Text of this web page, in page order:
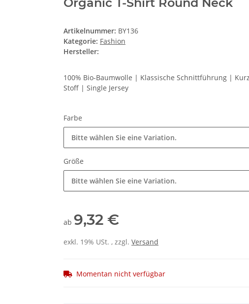
Artikelnummer: BY136
Kategorie: Fashion
Hersteller:
100% Bio-Baumwolle | Klassische Schnittführung |
Stoff | Single Jersey
Farbe
Bitte wählen Sie eine Variation.
Größe
Bitte wählen Sie eine Variation.
ab 9,32 €
exkl. 19% USt. , zzgl. Versand
Momentan nicht verfügbar